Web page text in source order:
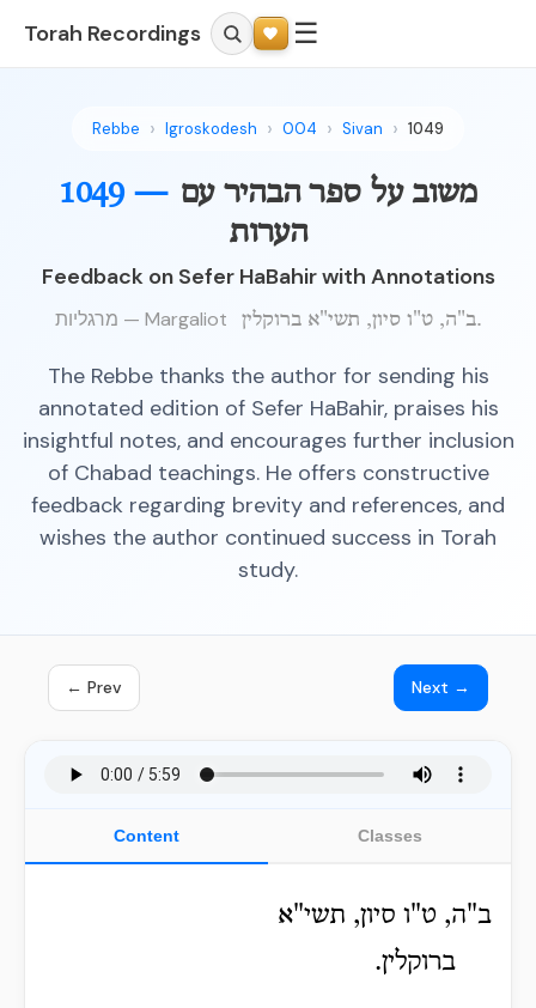
Torah Recordings ☰
Rebbe Igroskodesh 004 Sivan 1049
1049 — משוב על ספר הבהיר עם
הערות
Feedback on Sefer HaBahir with Annotations
מרגליות — Margaliot ב"ה, ט"ו סיון, תשי"א ברוקלין.
The Rebbe thanks the author for sending his
annotated edition of Sefer HaBahir, praises his
insightful notes, and encourages further inclusion
of Chabad teachings. He offers constructive
feedback regarding brevity and references, and
wishes the author continued success in Torah
study.
← Prev Next →
Content Classes
ב"ה, ט"ו סיון, תשי"א
ברוקלין.